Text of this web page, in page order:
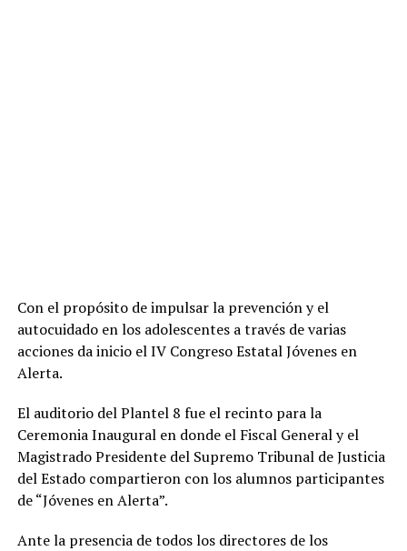
Con el propósito de impulsar la prevención y el
autocuidado en los adolescentes a través de varias
acciones da inicio el IV Congreso Estatal Jóvenes en
Alerta.
El auditorio del Plantel 8 fue el recinto para la
Ceremonia Inaugural en donde el Fiscal General y el
Magistrado Presidente del Supremo Tribunal de Justicia
del Estado compartieron con los alumnos participantes
de “Jóvenes en Alerta”.
Ante la presencia de todos los directores de los